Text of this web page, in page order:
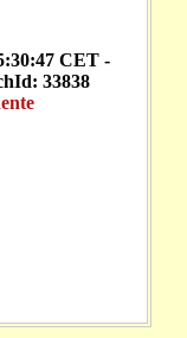
CET -
33838